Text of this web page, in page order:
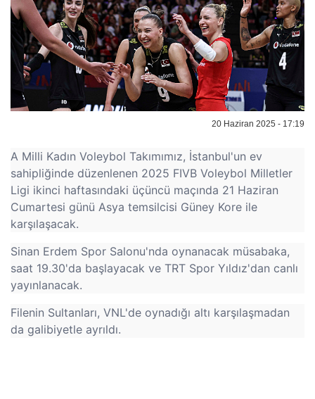
20 Haziran 2025 - 17:19
A Milli Kadın Voleybol Takımımız, İstanbul'un ev
sahipliğinde düzenlenen 2025 FIVB Voleybol Milletler
Ligi ikinci haftasındaki üçüncü maçında 21 Haziran
Cumartesi günü Asya temsilcisi Güney Kore ile
karşılaşacak.
Sinan Erdem Spor Salonu'nda oynanacak müsabaka,
saat 19.30'da başlayacak ve TRT Spor Yıldız'dan canlı
yayınlanacak.
Filenin Sultanları, VNL'de oynadığı altı karşılaşmadan
da galibiyetle ayrıldı.